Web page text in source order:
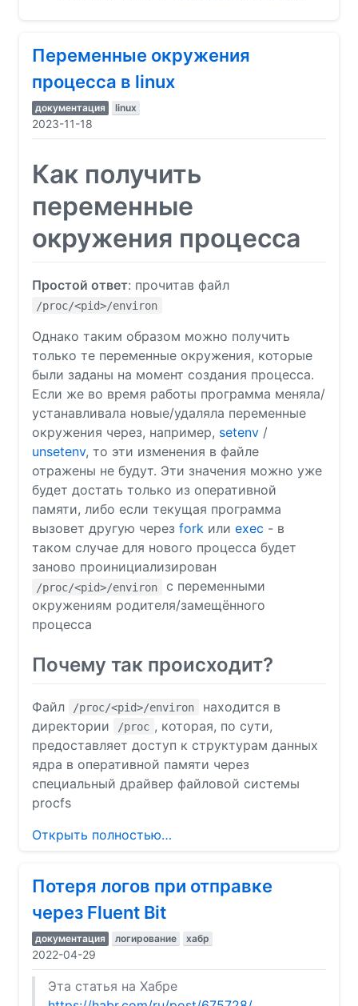
Переменные окружения
процесса в linux
документация linux
2023-11-18
Как получить
переменные
окружения процесса
Простой ответ: прочитав файл
/proc/<pid>/environ
Однако таким образом можно получить
только те переменные окружения, которые
были заданы на момент создания процесса.
Если же во время работы программа меняла/
устанавливала новые/удаляла переменные
окружения через, например, setenv /
unsetenv, то эти изменения в файле
отражены не будут. Эти значения можно уже
будет достать только из оперативной
памяти, либо если текущая программа
вызовет другую через fork или exec - в
таком случае для нового процесса будет
заново проинициализирован
/proc/<pid>/environ
с переменными
окружениям родителя/замещённого
процесса
Почему так происходит?
Файл /proc/<pid>/environ
находится в
директории
/proc , которая, по сути,
предоставляет доступ к структурам данных
ядра в оперативной памяти через
специальный драйвер файловой системы
procfs
Открыть полностью…
Потеря логов при отправке
через Fluent Bit
документация логирование хабр
2022-04-29
Эта статья на Хабре